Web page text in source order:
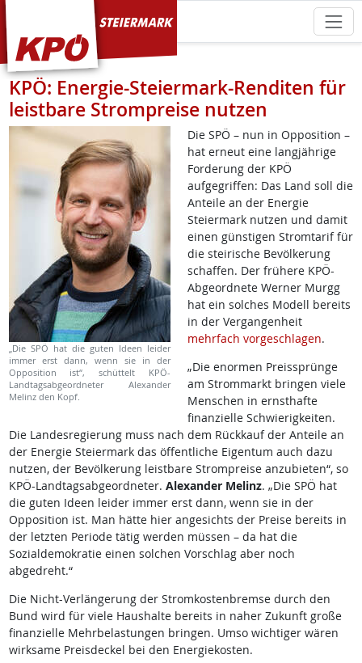
KPÖ Steiermark
KPÖ: Energie-Steiermark-Renditen für
leistbare Strompreise nutzen
„Die SPÖ hat die guten Ideen leider
immer erst dann, wenn sie in der
Opposition ist“, schüttelt KPÖ-
Landtagsabgeordneter Alexander
Melinz den Kopf.
Die SPÖ – nun in Opposition –
hat erneut eine langjährige
Forderung der KPÖ
aufgegriffen: Das Land soll die
Anteile an der Energie
Steiermark nutzen und damit
einen günstigen Stromtarif für
die steirische Bevölkerung
schaffen. Der frühere KPÖ-
Abgeordnete Werner Murgg
hat ein solches Modell bereits
in der Vergangenheit
mehrfach vorgeschlagen.
„Die enormen Preissprünge
am Strommarkt bringen viele
Menschen in ernsthafte
finanzielle Schwierigkeiten.
Die Landesregierung muss nach dem Rückkauf der Anteile an
der Energie Steiermark das öffentliche Eigentum auch dazu
nutzen, der Bevölkerung leistbare Strompreise anzubieten“, so
KPÖ-Landtagsabgeordneter. Alexander Melinz. „Die SPÖ hat
die guten Ideen leider immer erst dann, wenn sie in der
Opposition ist. Man hätte hier angesichts der Preise bereits in
der letzten Periode tätig werden müssen – da hat die
Sozialdemokratie einen solchen Vorschlag aber noch
abgedreht.“
Die Nicht-Verlängerung der Stromkostenbremse durch den
Bund wird für viele Haushalte bereits in naher Zukunft große
finanzielle Mehrbelastungen bringen. Umso wichtiger wären
wirksame Preisdeckel bei den Energiekosten.